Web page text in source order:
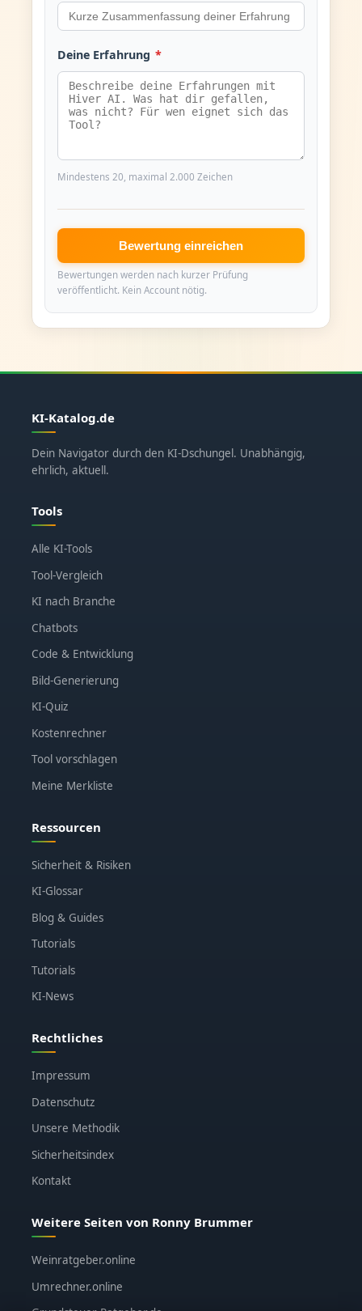
Deine Erfahrung *
Mindestens 20, maximal 2.000 Zeichen
Bewertung einreichen
Bewertungen werden nach kurzer Prüfung
veröffentlicht. Kein Account nötig.
KI-Katalog.de
Dein Navigator durch den KI-Dschungel. Unabhängig,
ehrlich, aktuell.
Tools
Alle KI-Tools
Tool-Vergleich
KI nach Branche
Chatbots
Code & Entwicklung
Bild-Generierung
KI-Quiz
Kostenrechner
Tool vorschlagen
Meine Merkliste
Ressourcen
Sicherheit & Risiken
KI-Glossar
Blog & Guides
Tutorials
Tutorials
KI-News
Rechtliches
Impressum
Datenschutz
Unsere Methodik
Sicherheitsindex
Kontakt
Weitere Seiten von Ronny Brummer
Weinratgeber.online
Umrechner.online